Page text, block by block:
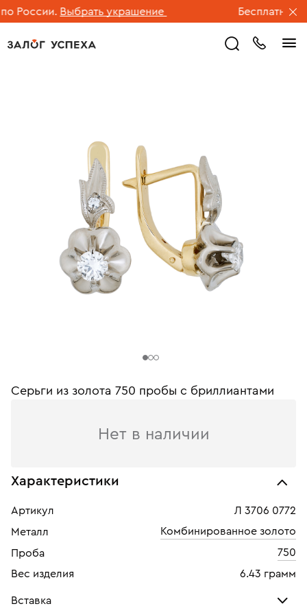
России. Выбрать украшение Бесплатная
Серьги из золота 750 пробы c бриллиантами
Нет в наличии
Характеристики
Артикул
Л 3706 0772
Металл
Комбинированное золото
Проба
750
Вес изделия
6.43 грамм
Вставка